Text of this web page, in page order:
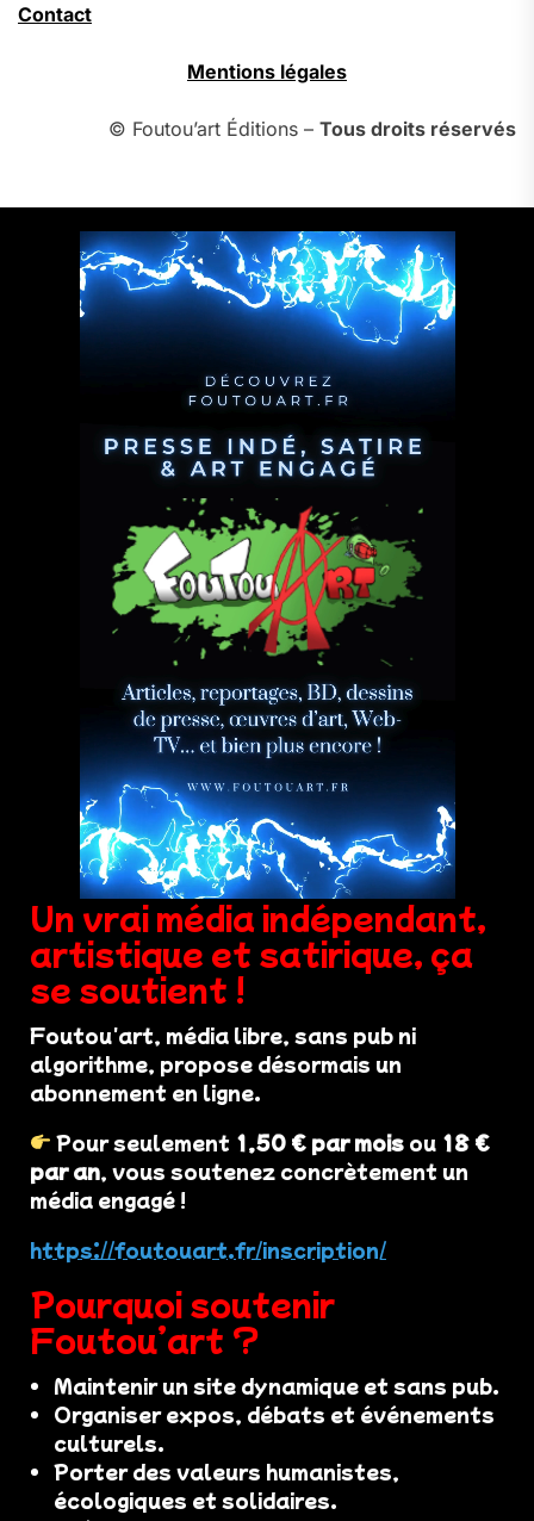
Contact
Mentions légales
© Foutou’art Éditions – Tous droits réservés
Un vrai média indépendant,
artistique et satirique, ça
se soutient !
Foutou'art, média libre, sans pub ni
algorithme, propose désormais un
abonnement en ligne.
Pour seulement 1,50 € par mois ou 18 €
par an, vous soutenez concrètement un
média engagé !
https://foutouart.fr/inscription/
Pourquoi soutenir
Foutou’art ?
Maintenir un site dynamique et sans pub.
Organiser expos, débats et événements
culturels.
Porter des valeurs humanistes,
écologiques et solidaires.